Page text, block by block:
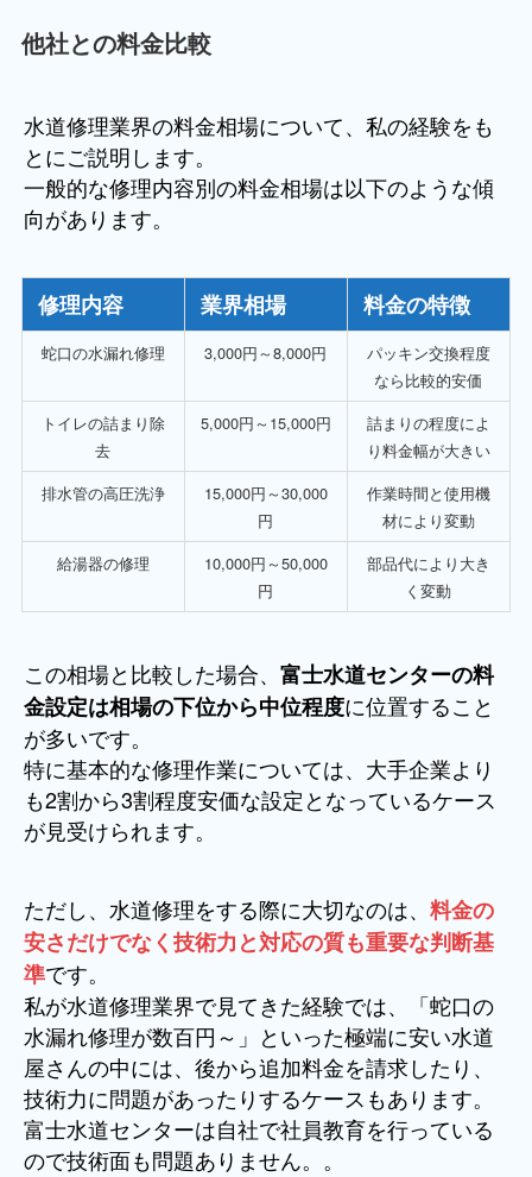
他社との料金比較
水道修理業界の料金相場について、私の経験をも
とにご説明します。
一般的な修理内容別の料金相場は以下のような傾
向があります。
修理内容 業界相場 料金の特徴
蛇口の水漏れ修理 3,000円～8,000円
パッキン交換程度
なら比較的安価
トイレの詰まり除
去
5,000円～15,000円
詰まりの程度によ
り料金幅が大きい
排水管の高圧洗浄
15,000円～30,000
円
作業時間と使用機
材により変動
給湯器の修理
10,000円～50,000
円
部品代により大き
く変動
この相場と比較した場合、 富士水道センターの料
金設定は相場の下位から中位程度に位置すること
が多いです。
特に基本的な修理作業については、大手企業より
も2割から3割程度安価な設定となっているケース
が見受けられます。
ただし、水道修理をする際に大切なのは、 料金の
安さだけでなく技術力と対応の質も重要な判断基
準です。
私が水道修理業界で見てきた経験では、「蛇口の
水漏れ修理が数百円～」といった極端に安い水道
屋さんの中には、後から追加料金を請求したり、
技術力に問題があったりするケースもあります。
富士水道センターは自社で社員教育を行っている
ので技術面も問題ありません。。